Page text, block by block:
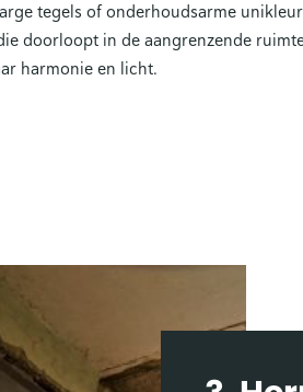
tegels of onderhoudsarme
doorloopt in de aangrenzende
harmonie en licht.